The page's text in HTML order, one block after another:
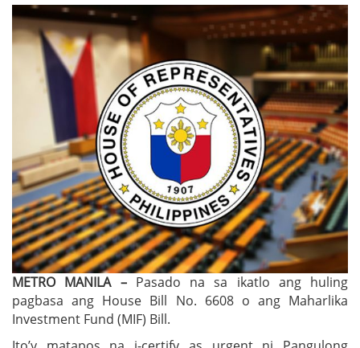
METRO MANILA – Pasado na sa ikatlo ang huling
pagbasa ang House Bill No. 6608 o ang Maharlika
Investment Fund (MIF) Bill.